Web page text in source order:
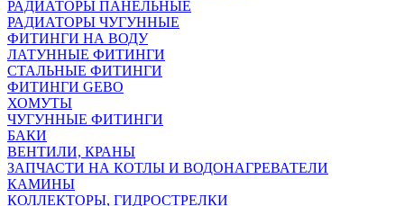
РАДИАТОРЫ ПАНЕЛЬНЫЕ
РАДИАТОРЫ ЧУГУННЫЕ
ФИТИНГИ НА ВОДУ
ЛАТУННЫЕ ФИТИНГИ
СТАЛЬНЫЕ ФИТИНГИ
ФИТИНГИ GEBO
ХОМУТЫ
ЧУГУННЫЕ ФИТИНГИ
БАКИ
ВЕНТИЛИ, КРАНЫ
ЗАПЧАСТИ НА КОТЛЫ И ВОДОНАГРЕВАТЕЛИ
КАМИНЫ
КОЛЛЕКТОРЫ, ГИДРОСТРЕЛКИ